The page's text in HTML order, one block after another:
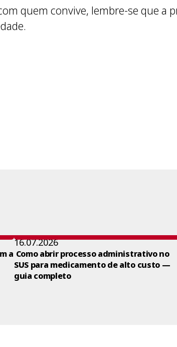
quem convive, lembre-se que a
a
16.07.2026
Como abrir processo administrativo no
SUS para medicamento de alto custo —
guia completo